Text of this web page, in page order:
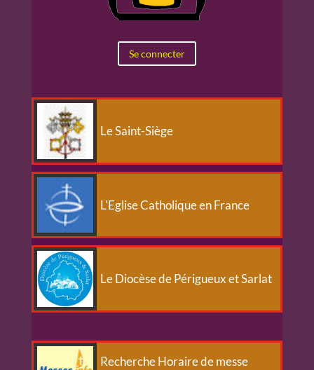
Se connecter
Le Saint-Siège
L'Eglise Catholique en France
Le Diocèse de Périgueux et Sarlat
Recherche Horaire de messe